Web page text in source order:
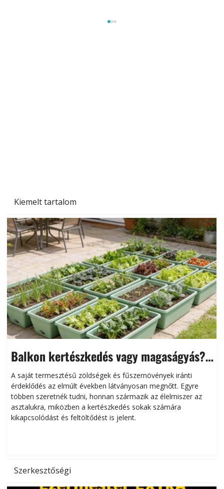
Kiemelt tartalom
Balkon kertészkedés vagy magaságyás?
Helytakarékos kertészkedés
A saját termesztésű zöldségek és fűszernövények iránti
érdeklődés az elmúlt években látványosan megnőtt. Egyre
többen szeretnék tudni, honnan származik az élelmiszer az
asztalukra, miközben a kertészkedés sokak számára
kikapcsolódást és feltöltődést is jelent.
Szerkesztőségi